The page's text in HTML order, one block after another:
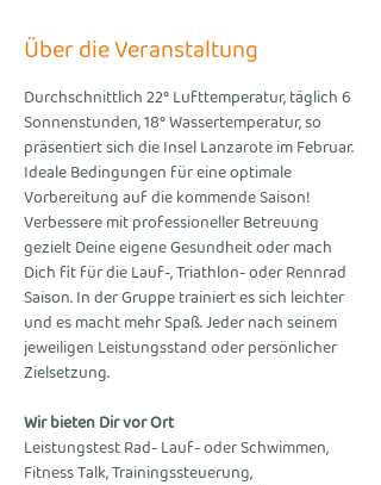
Über die Veranstaltung
Durchschnittlich 22° Lufttemperatur, täglich 6
Sonnenstunden, 18° Wassertemperatur, so
präsentiert sich die Insel Lanzarote im Februar.
Ideale Bedingungen für eine optimale
Vorbereitung auf die kommende Saison!
Verbessere mit professioneller Betreuung
gezielt Deine eigene Gesundheit oder mach
Dich fit für die Lauf-, Triathlon- oder Rennrad
Saison. In der Gruppe trainiert es sich leichter
und es macht mehr Spaß. Jeder nach seinem
jeweiligen Leistungsstand oder persönlicher
Zielsetzung.
Wir bieten Dir vor Ort
Leistungstest Rad- Lauf- oder Schwimmen,
Fitness Talk, Trainingssteuerung,